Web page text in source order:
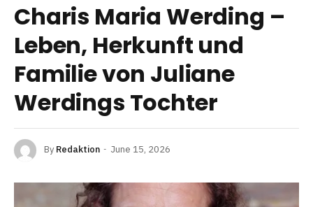
Charis Maria Werding –
Leben, Herkunft und
Familie von Juliane
Werdings Tochter
By Redaktion June 15, 2026